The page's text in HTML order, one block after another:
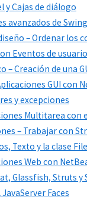
y Cajas de diálogo
avanzados de Swing
– Ordenar
Eventos de usuario
– Creación de una
GUI con
y excepciones
Multitarea con
– Trabajar con
Texto y la clase File
Web con
Glassfish, Struts y
Faces